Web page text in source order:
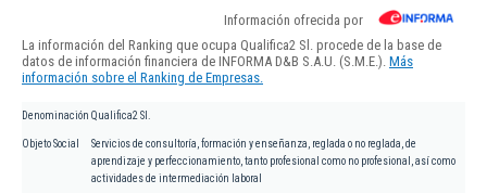
Información ofrecida por
La información del Ranking que ocupa Qualifica2 Sl. procede de la base de
datos de información financiera de INFORMA D&B S.A.U. (S.M.E.). Más
información sobre el Ranking de Empresas.
Denominación Qualifica2 Sl.
Objeto Social
Servicios de consultoría, formación y enseñanza, reglada o no reglada, de
aprendizaje y perfeccionamiento, tanto profesional como no profesional, así como
actividades de intermediación laboral